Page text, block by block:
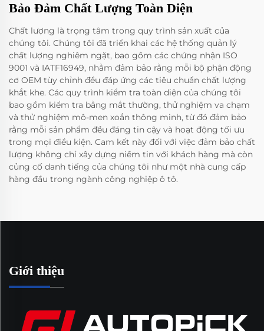
Bảo Đảm Chất Lượng Toàn Diện
Chất lượng là trọng tâm trong quy trình sản xuất của
chúng tôi. Chúng tôi đã triển khai các hệ thống quản lý
chất lượng nghiêm ngặt, bao gồm các chứng nhận ISO
9001 và IATF16949, nhằm đảm bảo rằng mỗi bộ phận động
cơ OEM tùy chỉnh đều đáp ứng các tiêu chuẩn chất lượng
khắt khe. Các quy trình kiểm tra toàn diện của chúng tôi
bao gồm kiểm tra bằng mắt thường, thử nghiệm va chạm
và thử nghiệm mô-men xoắn thông minh, từ đó đảm bảo
rằng mỗi sản phẩm đều đáng tin cậy và hoạt động tối ưu
trong mọi điều kiện. Cam kết này đối với việc đảm bảo chất
lượng không chỉ xây dựng niềm tin với khách hàng mà còn
củng cố danh tiếng của chúng tôi như một nhà cung cấp
hàng đầu trong ngành công nghiệp ô tô.
Giới thiệu